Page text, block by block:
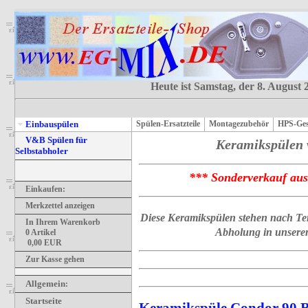
Heute ist Samstag, der 8. August
Einbauspülen Spülen-Ersatzteile Montagezubehör HPS-
V&B Spülen für
Selbstabholer
Einkaufen:
Merkzettel anzeigen
In Ihrem Warenkorb
0Artikel
0,00 EUR
Zur Kasse gehen
Allgemein:
Startseite
*** Sonderverkauf
Diese Keramikspülen stehen nach
Abholung in